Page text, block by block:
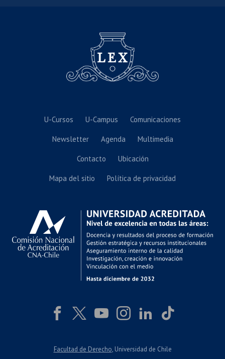
U-Cursos U-Campus Comunicaciones
Newsletter Agenda Multimedia
Contacto Ubicación
Mapa del sitio Política de privacidad
Facultad de Derecho, Universidad de Chile